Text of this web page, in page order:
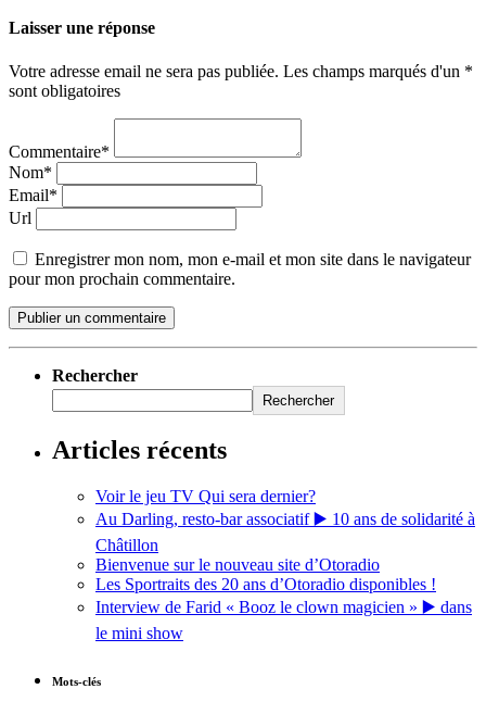
Laisser une réponse
Votre adresse email ne sera pas publiée. Les champs marqués d'un *
sont obligatoires
Commentaire*
Nom*
Email*
Url
Enregistrer mon nom, mon e-mail et mon site dans le navigateur
pour mon prochain commentaire.
Rechercher
Rechercher
Articles récents
Voir le jeu TV Qui sera dernier?
Au Darling, resto-bar associatif ▶️ 10 ans de solidarité à
Châtillon
Bienvenue sur le nouveau site d’Otoradio
Les Sportraits des 20 ans d’Otoradio disponibles !
Interview de Farid « Booz le clown magicien » ▶️ dans
le mini show
Mots-clés